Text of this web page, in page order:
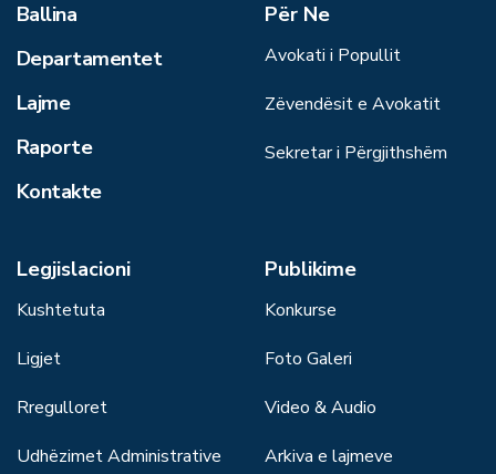
Ballina
Departamentet
Lajme
Raporte
Kontakte
Për Ne
Avokati i Popullit
Zëvendësit e Avokatit
Sekretar i Përgjithshëm
Legjislacioni
Kushtetuta
Ligjet
Rregulloret
Udhëzimet Administrative
Publikime
Konkurse
Foto Galeri
Video & Audio
Arkiva e lajmeve